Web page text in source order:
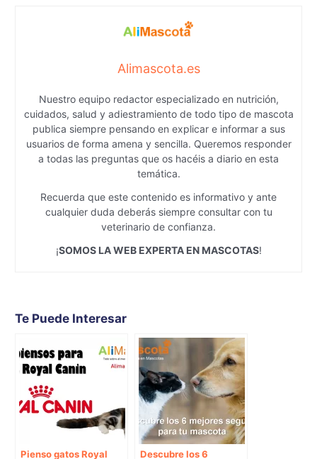
Alimascota.es
Nuestro equipo redactor especializado en nutrición,
cuidados, salud y adiestramiento de todo tipo de mascota
publica siempre pensando en explicar e informar a sus
usuarios de forma amena y sencilla. Queremos responder
a todas las preguntas que os hacéis a diario en esta
temática.
Recuerda que este contenido es informativo y ante
cualquier duda deberás siempre consultar con tu
veterinario de confianza.
¡SOMOS LA WEB EXPERTA EN MASCOTAS!
Te Puede Interesar
Pienso gatos Royal
Descubre los 6